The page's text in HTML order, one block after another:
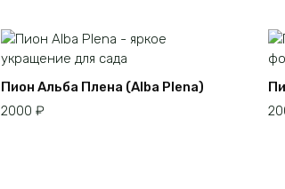
Пион Альба Плена (Alba Plena)
2000 ₽